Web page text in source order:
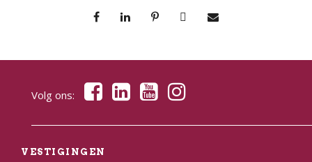
Volg ons:
VESTIGINGEN